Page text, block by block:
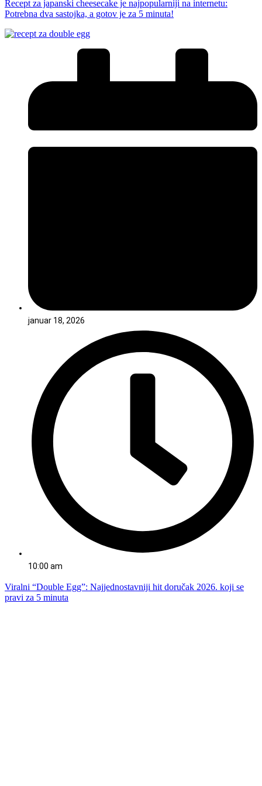
Recept za japanski cheesecake je najpopularniji na internetu:
Potrebna dva sastojka, a gotov je za 5 minuta!
januar 18, 2026
10:00 am
Viralni “Double Egg”: Najjednostavniji hit doručak 2026. koji se
pravi za 5 minuta